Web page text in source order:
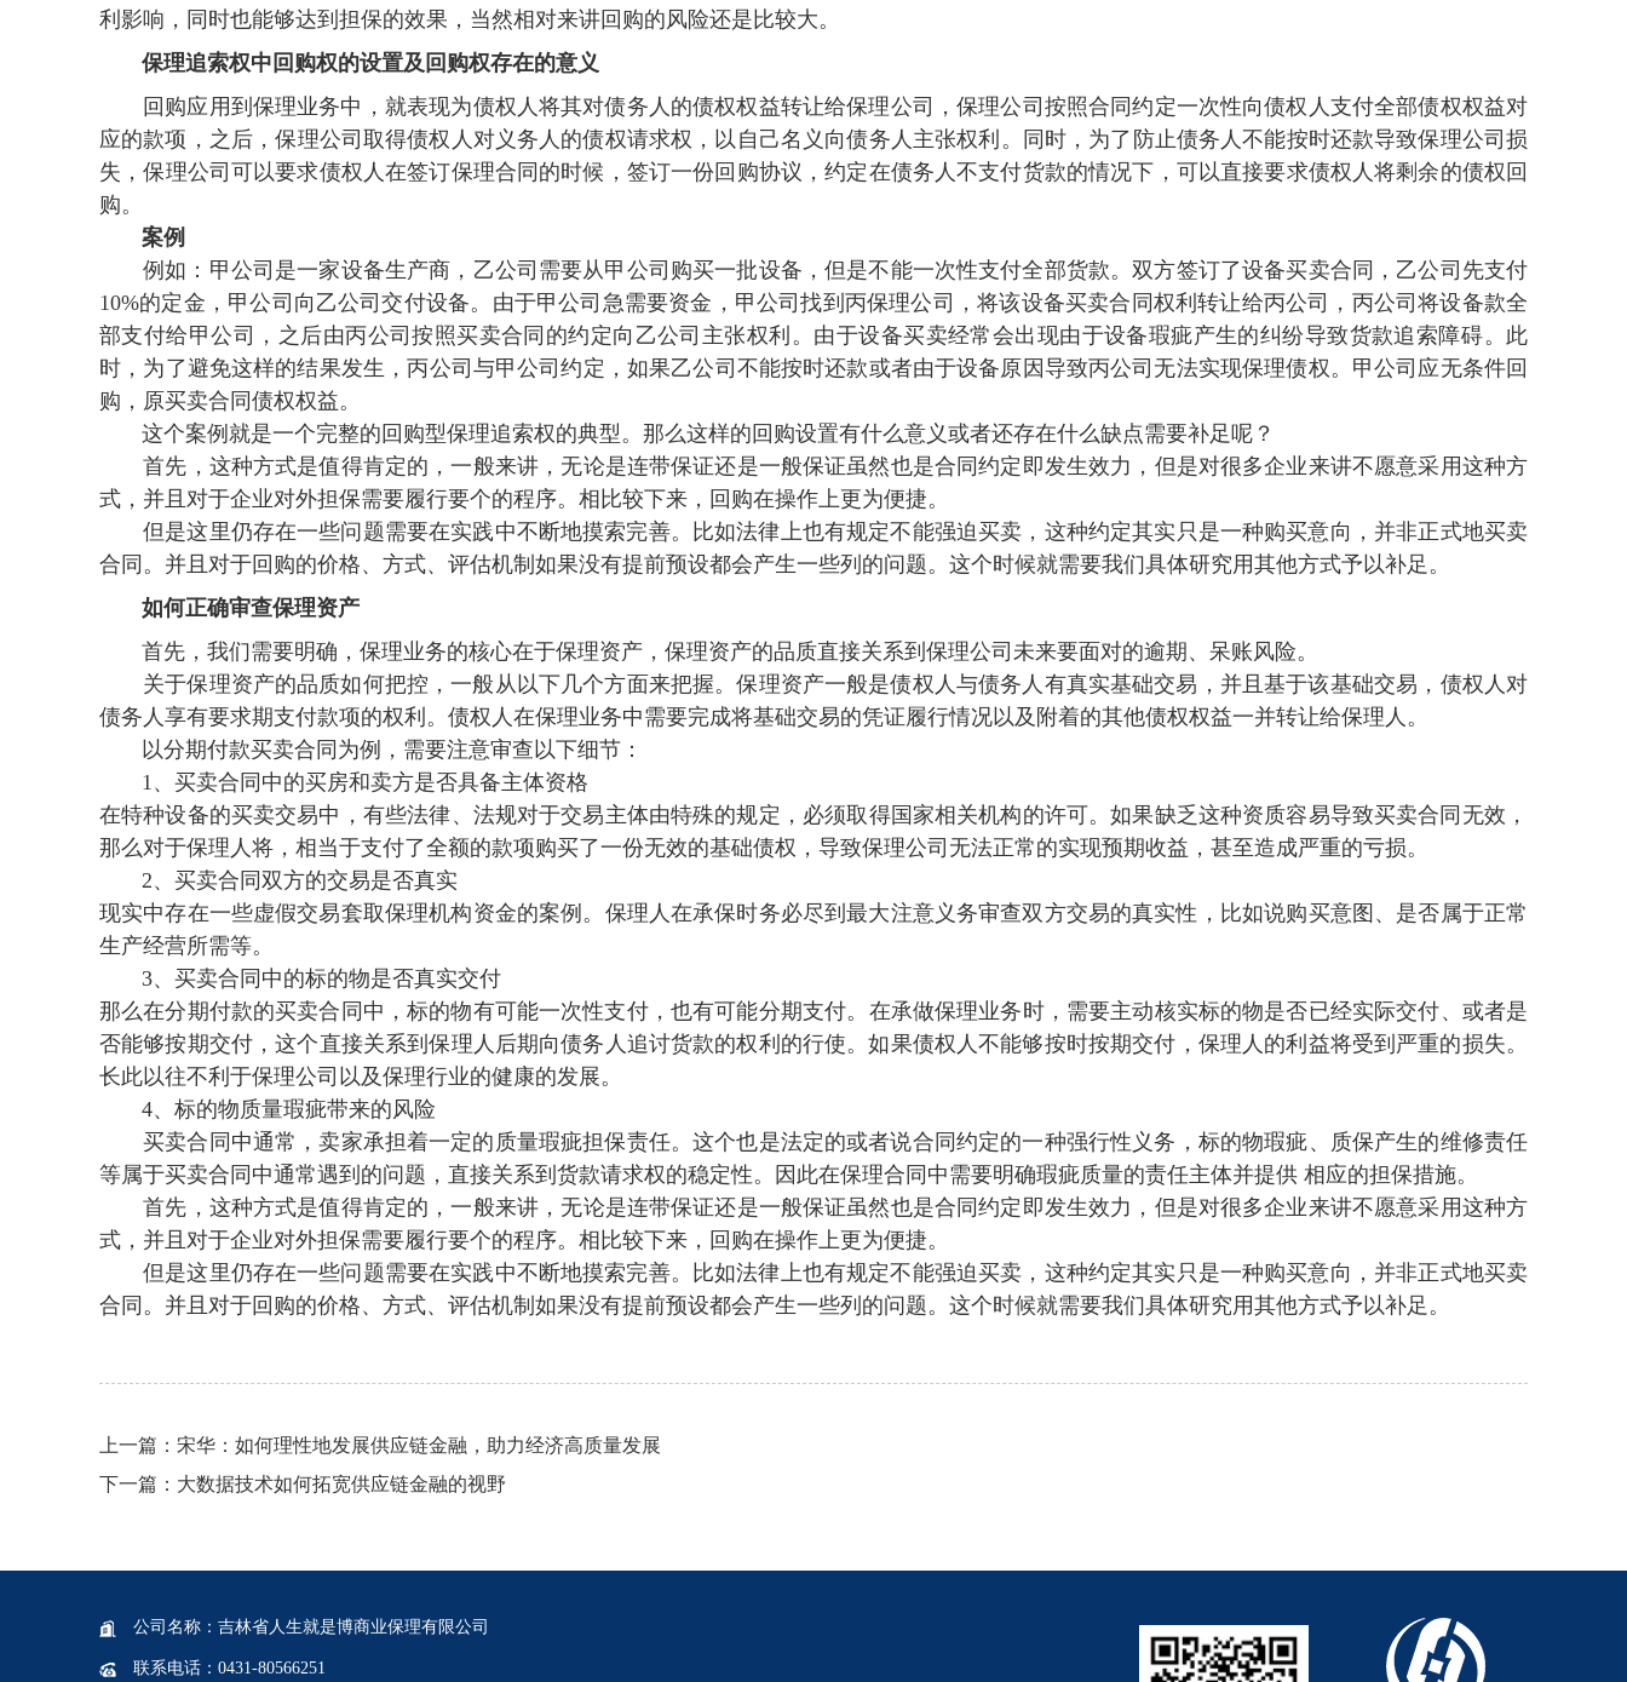
利影响 ，同时也能够达到担保的效果 ，当然相对来讲回购的风险还是比较大。
保理追索权中回购权的设置及回购权存在的意义
回购应用到保理业务中，就表现为债权人将其对债务人的债权权益转让给保理公司，保理公司按照合同约定一次性向债权人支付全部债权权益对
应的款项，之后 ，保理公司取得债权人对义务人的债权请求权 ，以自己名义向债务人主张权利。同时  ，为了防止债务人不能按时还款导致保理公司损
失，保理公司可以要求债权人在签订保理合同的时候 ，签订一份回购协议，约定在债务人不支付货款的情况下 ，可以直接要求债权人将剩余的债权回
购。
案例
例如：甲公司是一家设备生产商 ，乙公司需要从甲公司购买一批设备，但是不能一次性支付全部货款 。双方签订了设备买卖合同，乙公司先支付
10%的定金，甲公司向乙公司交付设备 。由于甲公司急需要资金，甲公司找到丙保理公司 ，将该设备买卖合同权利转让给丙公司 ，丙公司将设备款全
部支付给甲公司 ，之后由丙公司按照买卖合同的约定向乙公司主张权利。由于设备买卖经常会出现由于设备瑕疵产生的纠纷导致货款追索障碍 。此
时，为了避免这样的结果发生，丙公司与甲公司约定 ，如果乙公司不能按时还款或者由于设备原因导致丙公司无法实现保理债权 。甲公司应无条件回
购，原买卖合同债权权益 。
这个案例就是一个完整的回购型保理追索权的典型。那么这样的回购设置有什么意义或者还存在什么缺点需要补足呢？
首先 ，这种方式是值得肯定的 ，一般来讲，无论是连带保证还是一般保证虽然也是合同约定即发生效力，但是对很多企业来讲不愿意采用这种方
式，并且对于企业对外担保需要履行要个的程序 。相比较下来，回购在操作上更为便捷 。
但是这里仍存在一些问题需要在实践中不断地摸索完善。比如法律上也有规定不能强迫买卖 ，这种约定其实只是一种购买意向 ，并非正式地买卖
合同 。并且对于回购的价格  、方式 、评估机制如果没有提前预设都会产生一些列的问题 。这个时候就需要我们具体研究用其他方式予以补足。
如何正确审查保理资产
首先 ，我们需要明确，保理业务的核心在于保理资产，保理资产的品质直接关系到保理公司未来要面对的逾期、呆账风险。
关于保理资产的品质如何把控，一般从以下几个方面来把握。保理资产一般是债权人与债务人有真实基础交易，并且基于该基础交易，债权人对
债务人享有要求期支付款项的权利。债权人在保理业务中需要完成将基础交易的凭证履行情况以及附着的其他债权权益一并转让给保理人 。
以分期付款买卖合同为例，需要注意审查以下细节：
1、买卖合同中的买房和卖方是否具备主体资格
在特种设备的买卖交易中，有些法律、法规对于交易主体由特殊的规定，必须取得国家相关机构的许可 。如果缺乏这种资质容易导致买卖合同无效，
那么对于保理人将，相当于支付了全额的款项购买了一份无效的基础债权，导致保理公司无法正常的实现预期收益，甚至造成严重的亏损 。
2、买卖合同双方的交易是否真实
现实中存在一些虚假交易套取保理机构资金的案例。保理人在承保时务必尽到最大注意义务审查双方交易的真实性，比如说购买意图 、是否属于正常
生产经营所需等 。
3、买卖合同中的标的物是否真实交付
那么在分期付款的买卖合同中，标的物有可能一次性支付 ，也有可能分期支付。在承做保理业务时，需要主动核实标的物是否已经实际交付 、或者是
否能够按期交付，这个直接关系到保理人后期向债务人追讨货款的权利的行使。如果债权人不能够按时按期交付，保理人的利益将受到严重的损失 。
长此以往不利于保理公司以及保理行业的健康的发展。
4、标的物质量瑕疵带来的风险
买卖合同中通常，卖家承担着一定的质量瑕疵担保责任。这个也是法定的或者说合同约定的一种强行性义务，标的物瑕疵 、质保产生的维修责任
等属于买卖合同中通常遇到的问题，直接关系到货款请求权的稳定性。因此在保理合同中需要明确瑕疵质量的责任主体并提供 相应的担保措施。
首先，这种方式是值得肯定的，一般来讲，无论是连带保证还是一般保证虽然也是合同约定即发生效力，但是对很多企业来讲不愿意采用这种方
式，并且对于企业对外担保需要履行要个的程序。相比较下来 ，回购在操作上更为便捷 。
但是这里仍存在一些问题需要在实践中不断地摸索完善。比如法律上也有规定不能强迫买卖，这种约定其实只是一种购买意向，并非正式地买卖
合同。并且对于回购的价格、方式、评估机制如果没有提前预设都会产生一些列的问题。这个时候就需要我们具体研究用其他方式予以补足。
上一篇： 宋华：如何理性地发展供应链金融，助力经济高质量发展
下一篇 ： 大数据技术如何拓宽供应链金融的视野
公司名称：吉林省人生就是博商业保理有限公司
联系电话 ：0431-80566251